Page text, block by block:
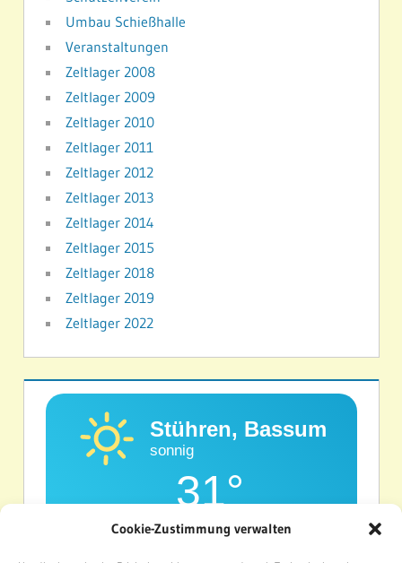
Cookie-Zustimmung verwalten
Umbau Schießhalle
Veranstaltungen
Zeltlager 2008
Zeltlager 2009
Zeltlager 2010
Zeltlager 2011
Zeltlager 2012
Zeltlager 2013
Zeltlager 2014
Zeltlager 2015
Zeltlager 2018
Zeltlager 2019
Zeltlager 2022
Stühren, Bassum
sonnig
31°